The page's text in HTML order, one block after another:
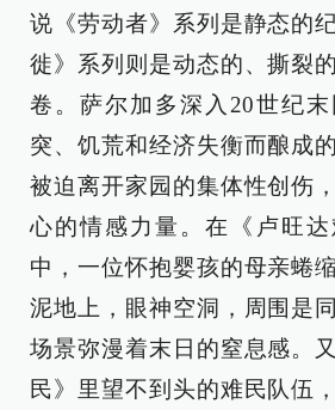
说《劳动者》系列是静态的
徙》系列则是动态的、撕裂
卷。萨尔加多深入20世纪
突、饥荒和经济失衡而酿成
被迫离开家园的集体性创伤
心的情感力量。在《卢旺
中，一位怀抱婴孩的母亲蜷
泥地上，眼神空洞，周围是
场景弥漫着末日的窒息感。
民》里望不到头的难民队伍